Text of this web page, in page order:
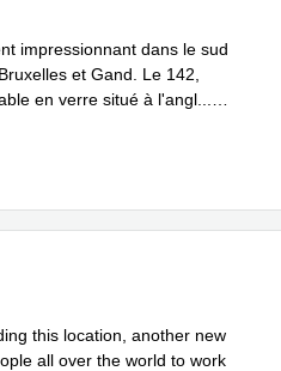
impressionnant dans le sud
et Gand. Le 142,
en verre situé à l'angl
this location, another new
all over the world to work